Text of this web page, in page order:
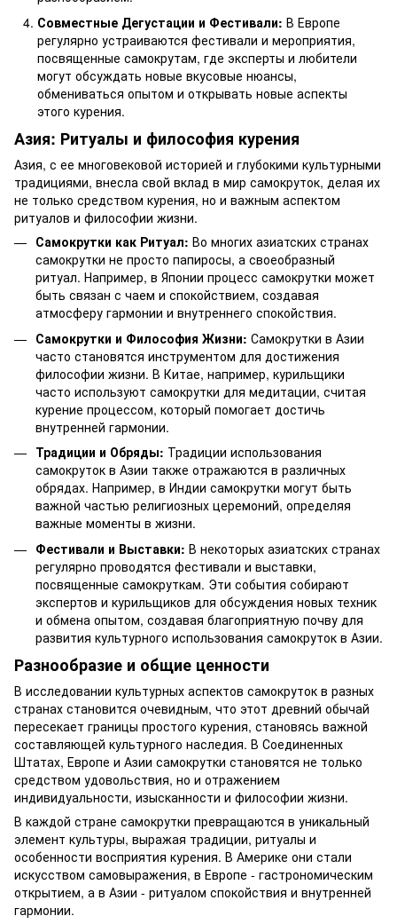
Совместные Дегустации и Фестивали: В Европе
регулярно устраиваются фестивали и мероприятия,
посвященные самокрутам, где эксперты и любители
могут обсуждать новые вкусовые нюансы,
обмениваться опытом и открывать новые аспекты
этого курения.
Азия: Ритуалы и философия курения
Азия, с ее многовековой историей и глубокими культурными
традициями, внесла свой вклад в мир самокруток, делая их
не только средством курения, но и важным аспектом
ритуалов и философии жизни.
Самокрутки как Ритуал: Во многих азиатских странах
самокрутки не просто папиросы, а своеобразный
ритуал. Например, в Японии процесс самокрутки может
быть связан с чаем и спокойствием, создавая
атмосферу гармонии и внутреннего спокойствия.
Самокрутки и Философия Жизни: Самокрутки в Азии
часто становятся инструментом для достижения
философии жизни. В Китае, например, курильщики
часто используют самокрутки для медитации, считая
курение процессом, который помогает достичь
внутренней гармонии.
Традиции и Обряды: Традиции использования
самокруток в Азии также отражаются в различных
обрядах. Например, в Индии самокрутки могут быть
важной частью религиозных церемоний, определяя
важные моменты в жизни.
Фестивали и Выставки: В некоторых азиатских странах
регулярно проводятся фестивали и выставки,
посвященные самокруткам. Эти события собирают
экспертов и курильщиков для обсуждения новых техник
и обмена опытом, создавая благоприятную почву для
развития культурного использования самокруток в Азии.
Разнообразие и общие ценности
В исследовании культурных аспектов самокруток в разных
странах становится очевидным, что этот древний обычай
пересекает границы простого курения, становясь важной
составляющей культурного наследия. В Соединенных
Штатах, Европе и Азии самокрутки становятся не только
средством удовольствия, но и отражением
индивидуальности, изысканности и философии жизни.
В каждой стране самокрутки превращаются в уникальный
элемент культуры, выражая традиции, ритуалы и
особенности восприятия курения. В Америке они стали
искусством самовыражения, в Европе - гастрономическим
открытием, а в Азии - ритуалом спокойствия и внутренней
гармонии.